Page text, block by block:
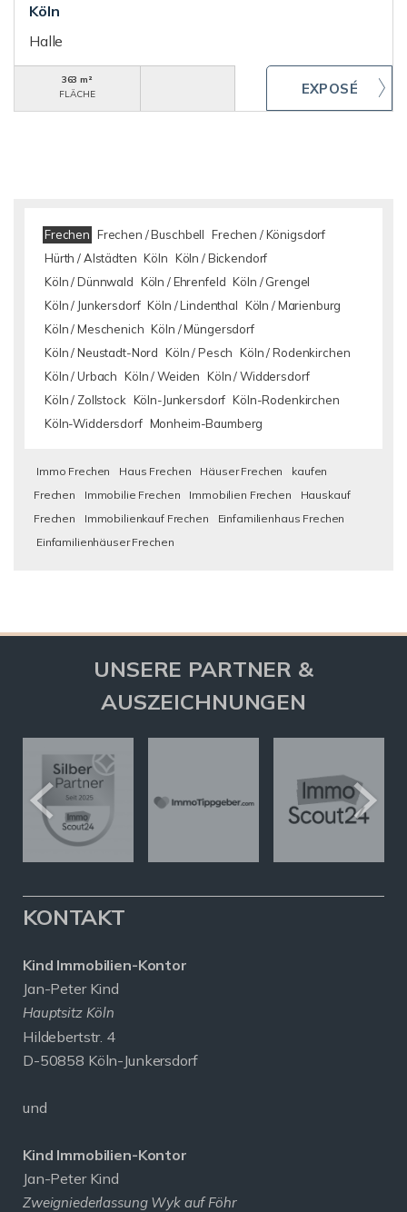
Köln
Halle
363 m²
FLÄCHE
Frechen Frechen / Buschbell Frechen / Königsdorf
Hürth / Alstädten Köln Köln / Bickendorf
Köln / Dünnwald Köln / Ehrenfeld Köln / Grengel
Köln / Junkersdorf Köln / Lindenthal Köln / Marienburg
Köln / Meschenich Köln / Müngersdorf
Köln / Neustadt-Nord Köln / Pesch Köln / Rodenkirchen
Köln / Urbach Köln / Weiden Köln / Widdersdorf
Köln / Zollstock Köln-Junkersdorf Köln-Rodenkirchen
Köln-Widdersdorf Monheim-Baumberg
Immo Frechen Haus Frechen Häuser Frechen
kaufen
Frechen
Immobilie Frechen Immobilien Frechen
Hauskauf
Frechen
Immobilienkauf Frechen
Einfamilienhaus Frechen
Einfamilienhäuser Frechen
UNSERE PARTNER &
AUSZEICHNUNGEN
KONTAKT
Kind Immobilien-Kontor
Jan-Peter Kind
Hauptsitz Köln
Hildebertstr. 4
D-50858 Köln-Junkersdorf
und
Kind Immobilien-Kontor
Jan-Peter Kind
Zweigniederlassung Wyk auf Föhr